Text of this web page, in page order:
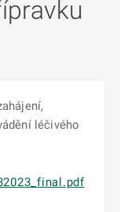
léčivého